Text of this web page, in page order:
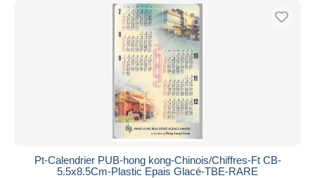
Pt-Calendrier PUB-hong kong-Chinois/Chiffres-Ft CB-
5.5x8.5Cm-Plastic Epais Glacé-TBE-RARE